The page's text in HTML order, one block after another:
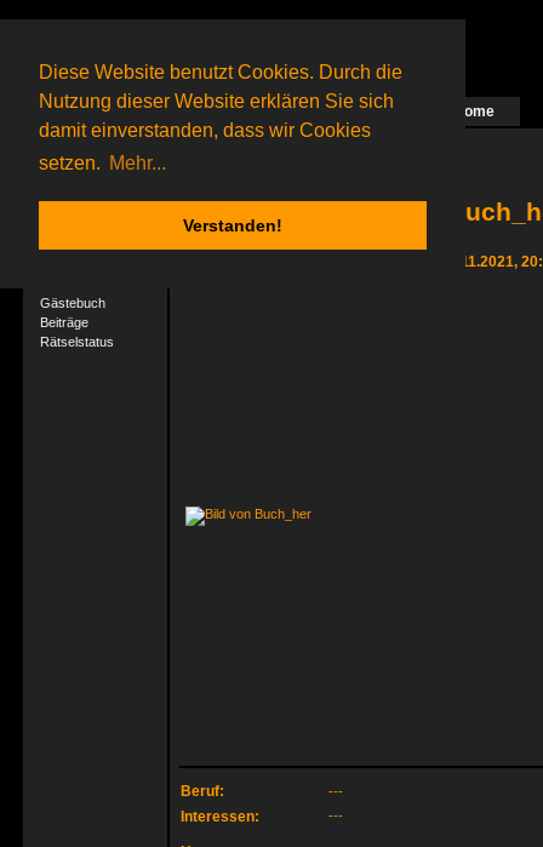
Diese Website benutzt Cookies. Durch die
Nutzung dieser Website erklären Sie sich
damit einverstanden, dass wir Cookies
setzen. Mehr...
Verstanden!
Das nächste Rätsel ist in Arbeit Home
27 Gagolganeronline(0 registrierte und 27 Gäste)
Gagolganer:
9732Rätsel online:
Gästebuch
Beiträge
Rätselstatus
Letzter Login 24.11.2021,
Beruf: ---
Interessen: ---